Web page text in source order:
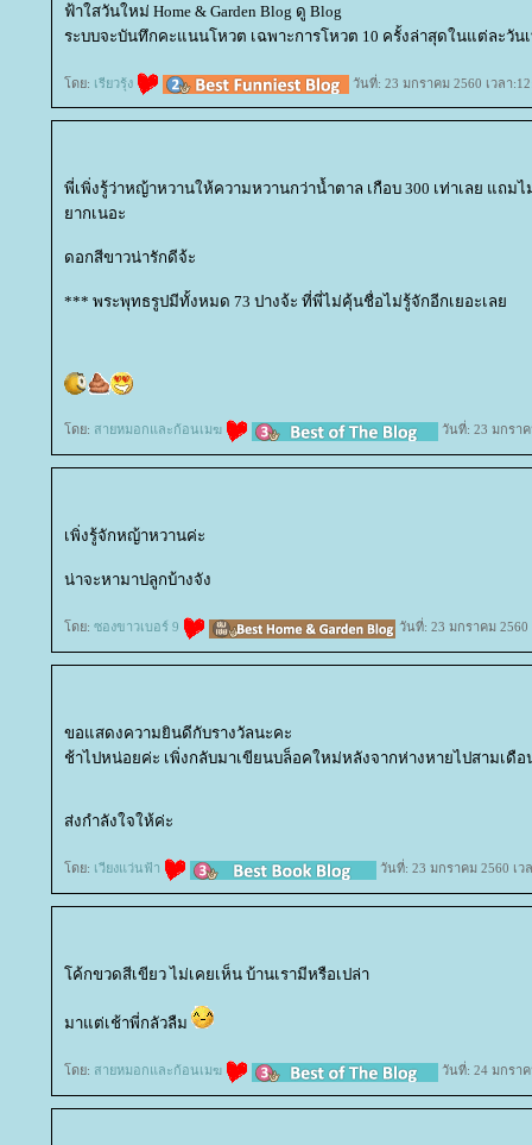
ฟ้าใสวันใหม่ Home & Garden Blog ดู Blog
ระบบจะบันทึกคะแนนโหวต เฉพาะการโหวต 10 ครั้งล่าสุดในแต่ละวัน
ดย: เรียวรุ้ง วันที่: 23 มกราคม 2560 เวลา
พี่เพิ่งรู้ว่าหญ้าหวานให้ความหวานกว่าน้ำตาล เกือบ 300 เท่าเลย แถม
ากเนอะ
ดอกสีขาวน่ารักดีจ้ะ
*** พระพุทธรูปมีทั้งหมด 73 ปางจ้ะ ที่พี่ไม่คุ้นชื่อไม่รู้จักอีกเยอะเล
ดย: สายหมอกและก้อนเมฆ วันที่: 23 มกราค
เพิ่งรู้จักหญ้าหวานค่ะ
น่าจะหามาปลูกบ้างจัง
ดย: ซองขาวเบอร์ 9 วันที่: 23 มกราคม 2560
ขอแสดงความยินดีกับรางวัลนะคะ
ช้าไปหน่อยค่ะ เพิ่งกลับมาเขียนบล็อคใหม่หลังจากห่างหายไปสามเดือ
ส่งกำลังใจให้ค่ะ
ดย: เวียงแว่นฟ้า วันที่: 23 มกราคม 2560 เว
ค้กขวดสีเขียว ไม่เคยเห็น บ้านเรามีหรือเปล่า
มาแต่เช้าพี่กลัวลืม
ดย: สายหมอกและก้อนเมฆ วันที่: 24 มกราค